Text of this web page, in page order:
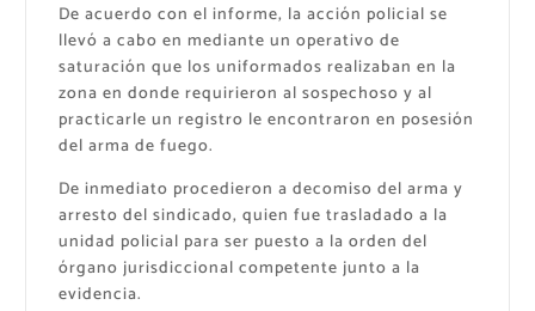
De acuerdo con el informe, la acción policial se
llevó a cabo en mediante un operativo de
saturación que los uniformados realizaban en la
zona en donde requirieron al sospechoso y al
practicarle un registro le encontraron en posesión
del arma de fuego.
De inmediato procedieron a decomiso del arma y
arresto del sindicado, quien fue trasladado a la
unidad policial para ser puesto a la orden del
órgano jurisdiccional competente junto a la
evidencia.